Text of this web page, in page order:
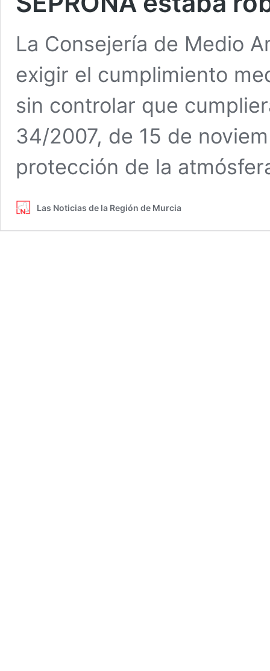
La Consejería de Medio
exigir el cumplimiento
sin controlar que
34/2007, de 15 de
protección de la
Las Noticias de la Región de Murcia